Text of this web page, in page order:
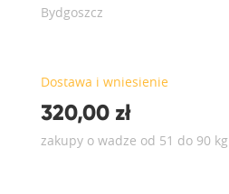
Bydgoszcz
Dostawa i wniesienie
320,00 zł
zakupy o wadze od 51 do 90 kg